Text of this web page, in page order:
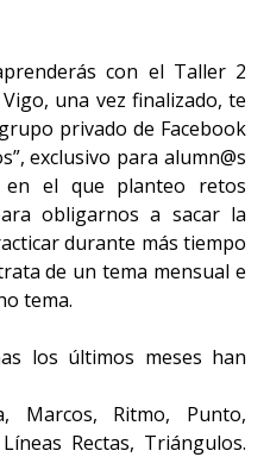
con el Taller 2
una vez finalizado, te
privado de Facebook
exclusivo para alumn@s
en el que planteo retos
obligarnos a sacar la
durante más tiempo
de un tema mensual e
tema.
los últimos meses han
Marcos, Ritmo, Punto,
Rectas, Triángulos.